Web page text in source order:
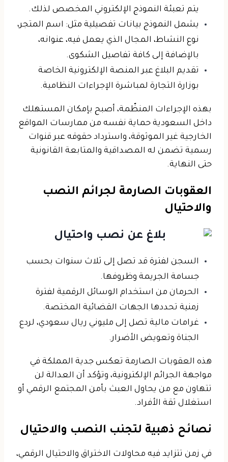
يتم تعبئة النموذج الإلكتروني المخصص لذلك.
يشمل النموذج بيانات تفصيلية مثل: اسم المتجر،
نوع النشاط، المجال الذي يعمل فيه، عنوانه،
بالإضافة إلى كافة تفاصيل الشكوى.
تقديم البلاغ عبر المنصة الإلكترونية الخاصة
بوزارة التجارة لمباشرة الإجراءات النظامية.
بهذه الإجراءات المنظّمة، أصبح بإمكان المستهلك
داخل السعودية حماية نفسه من ممارسات المواقع
الخارجية غير الموثوقة، واسترداد حقوقه عبر قنوات
رسمية تضمن له المصداقية والمتابعة القانونية
حتى النهاية.
العقوبات الصارمة لجرائم النصب
والاحتيال
السجن لفترة قد تصل إلى ثلاث سنوات بحسب
جسامة الجريمة وظروفها.
الحرمان من استخدام الوسائل الرقمية لفترة
زمنية تحددها الجهات القضائية المختصة.
غرامات مالية تصل إلى مليوني ريال سعودي، لردع
الجناة وتعويض الأضرار.
هذه العقوبات الصارمة تعكس جدية المملكة في
مواجهة الجرائم الإلكترونية، وتؤكد أن العدالة لن
تتهاون مع من يحاول العبث بأمن المجتمع الرقمي أو
استغلال ثقة الأفراد.
نصائح ذهبية لتجنب النصب والاحتيال
في زمن تتزايد فيه محاولات الاختراق والاحتيال الرقمي،